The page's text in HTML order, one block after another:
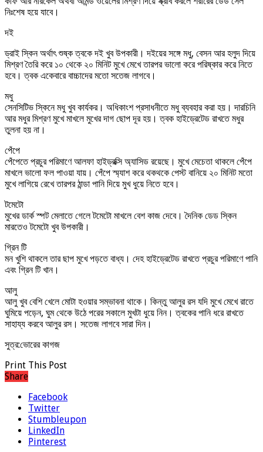
নিঃশেষ হয়ে যাবে।
দই
ড্রাই স্কিন অর্থাৎ শুষ্ক ত্বকে দই খুব উপকারী। দইয়ের সঙ্গে মধু, বেসন আর হলুদ দিয়ে
মিশ্রণ তৈরি করে ১০ থেকে ২০ মিনিট মুখে মেখে তারপর ভালো করে পরিষ্কার করে নিতে
হবে। ত্বক একেবারে বাচ্চাদের মতো সতেজ লাগবে।
মধু
সেনসিটিভ স্কিনে মধু খুব কার্যকর। অধিকাংশ প্রসাধনীতে মধু ব্যবহার করা হয়। দারচিনি
আর মধুর মিশ্রণ মুখে মাখলে মুখের দাগ ছোপ দূর হয়। ত্বক হাইড্রেটেড রাখতে মধুর
তুলনা হয় না।
পেঁপে
পেঁপেতে প্রচুর পরিমাণে আলফা হাইড্রক্সি অ্যাসিড রয়েছে। মুখে মেচেতা থাকলে পেঁপে
মাখলে ভালো ফল পাওয়া যায়। পেঁপে স্ম্যাশ করে থকথকে পেস্ট বানিয়ে ২০ মিনিট মতো
মুখে লাগিয়ে রেখে তারপর ঠান্ডা পানি দিয়ে মুখ ধুয়ে নিতে হবে।
টমেটো
মুখের ডার্ক স্পট মেলাতে গেলে টমেটো মাখলে বেশ কাজ দেবে। দৈনিক ডেড স্কিন
মারতেও টমেটো খুব উপকারী।
গ্রিন টি
মন খুশি থাকলে তার ছাপ মুখে পড়তে বাধ্য। দেহ হাইড্রেটেড রাখতে প্রচুর পরিমাণে পানি
এবং গ্রিন টি খান।
আলু
আলু খুব বেশি খেলে মোটা হওয়ার সম্ভাবনা থাকে। কিন্তু আলুর রস যদি মুখে মেখে রাতে
ঘুমিয়ে পড়েন, ঘুম থেকে উঠে পরের সকালে মুখটা ধুয়ে নিন। ত্বকের পানি ধরে রাখতে
সাহায্য করবে আলুর রস। সতেজ লাগবে সারা দিন।
সুত্র:ভোরের কাগজ
Print This Post
Share
Facebook
Twitter
Stumbleupon
LinkedIn
Pinterest